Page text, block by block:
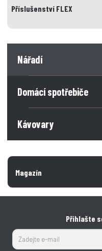
Příslušenství FLEX
Nářadí
Domácí spotřebiče
Kávovary
Magazín
Přihlašte